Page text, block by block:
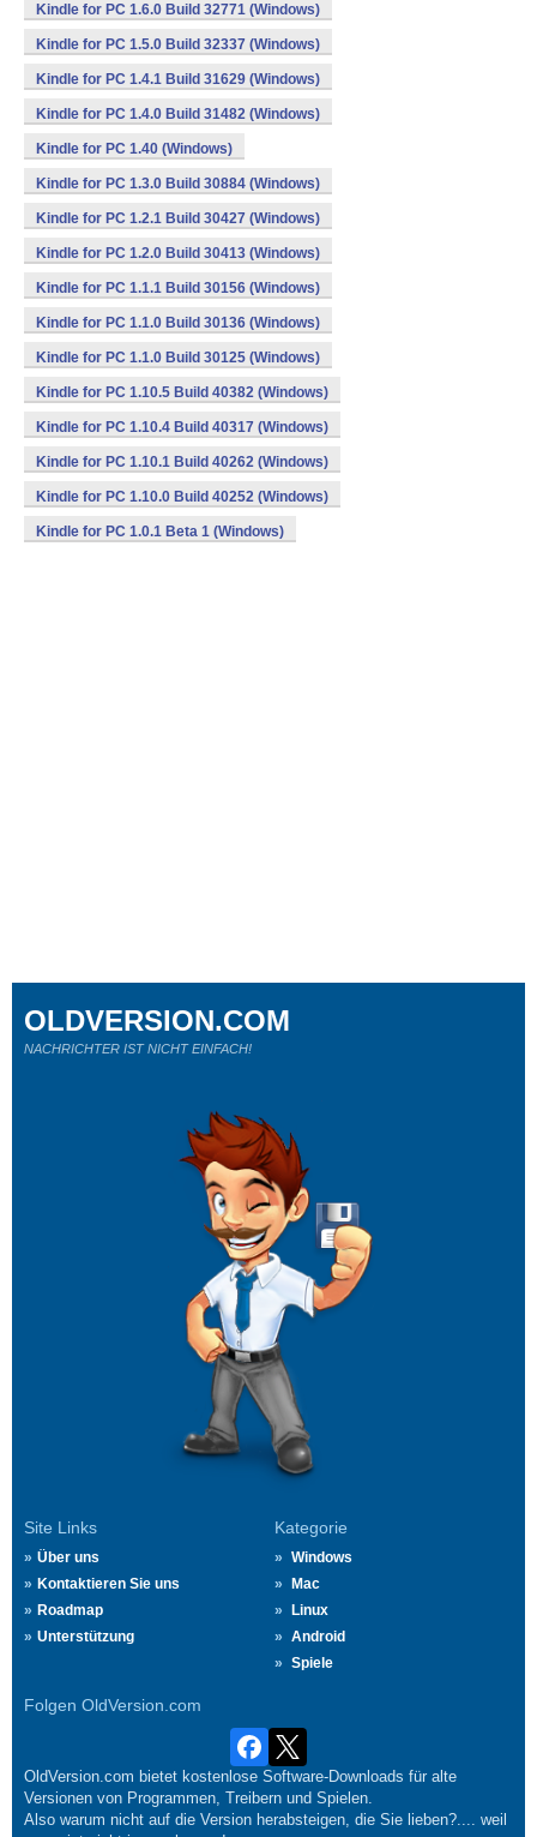
Kindle for PC 1.6.0 Build 32771 (Windows)
Kindle for PC 1.5.0 Build 32337 (Windows)
Kindle for PC 1.4.1 Build 31629 (Windows)
Kindle for PC 1.4.0 Build 31482 (Windows)
Kindle for PC 1.40 (Windows)
Kindle for PC 1.3.0 Build 30884 (Windows)
Kindle for PC 1.2.1 Build 30427 (Windows)
Kindle for PC 1.2.0 Build 30413 (Windows)
Kindle for PC 1.1.1 Build 30156 (Windows)
Kindle for PC 1.1.0 Build 30136 (Windows)
Kindle for PC 1.1.0 Build 30125 (Windows)
Kindle for PC 1.10.5 Build 40382 (Windows)
Kindle for PC 1.10.4 Build 40317 (Windows)
Kindle for PC 1.10.1 Build 40262 (Windows)
Kindle for PC 1.10.0 Build 40252 (Windows)
Kindle for PC 1.0.1 Beta 1 (Windows)
Site Links
Über uns
Kontaktieren Sie uns
Roadmap
Unterstützung
Kategorie
Windows
Mac
Linux
Android
Spiele
Folgen OldVersion.com
OLDVERSION.COM
NACHRICHTER IST NICHT EINFACH!
OldVersion.com bietet kostenlose Software-Downloads für alte
Versionen von Programmen, Treibern und Spielen.
Also warum nicht auf die Version herabsteigen, die Sie lieben?.... weil